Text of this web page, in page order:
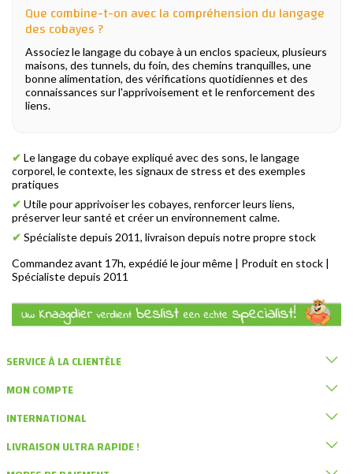
Que combine-t-on avec la compréhension du langage
des cobayes ?
Associez le langage du cobaye à un enclos spacieux, plusieurs
maisons, des tunnels, du foin, des chemins tranquilles, une
bonne alimentation, des vérifications quotidiennes et des
connaissances sur l'apprivoisement et le renforcement des
liens.
✔ Le langage du cobaye expliqué avec des sons, le langage
corporel, le contexte, les signaux de stress et des exemples
pratiques
✔ Utile pour apprivoiser les cobayes, renforcer leurs liens,
préserver leur santé et créer un environnement calme.
✔ Spécialiste depuis 2011, livraison depuis notre propre stock
Commandez avant 17h, expédié le jour même | Produit en stock |
Spécialiste depuis 2011
SERVICE À LA CLIENTÈLE
MON COMPTE
INTERNATIONAL
LIVRAISON ULTRA RAPIDE !